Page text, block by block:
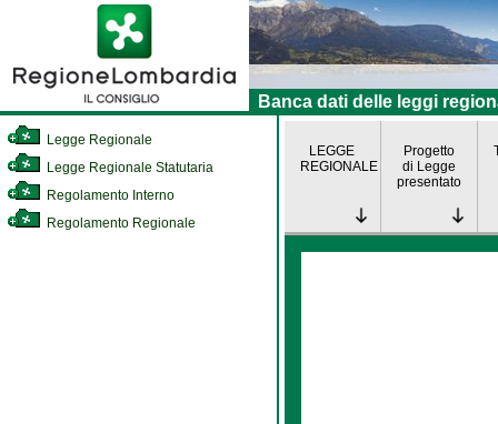
Banca dati delle leggi
Legge Regionale
Legge Regionale Statutaria
Regolamento Interno
Regolamento Regionale
LEGGE
REGIONALE
Progetto
di Legge
presentato